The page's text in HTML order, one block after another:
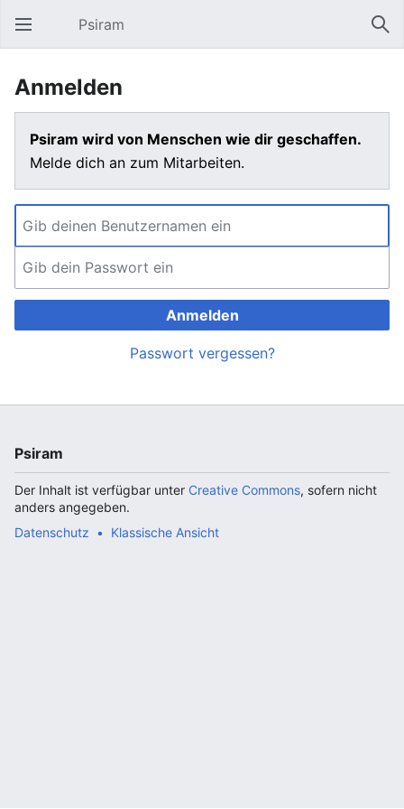
Hauptmenü öffnen Psiram
Anmelden
Psiram wird von Menschen wie dir geschaffen.
Melde dich an zum Mitarbeiten.
Anmelden
Passwort vergessen?
Psiram
Der Inhalt ist verfügbar unter Creative Commons, sofern nicht
anders angegeben.
Datenschutz
Klassische Ansicht